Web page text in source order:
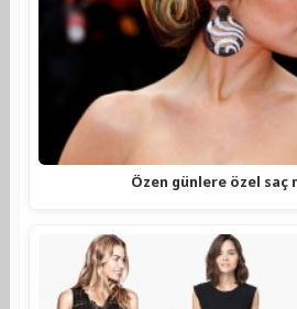
Özen günlere özel saç